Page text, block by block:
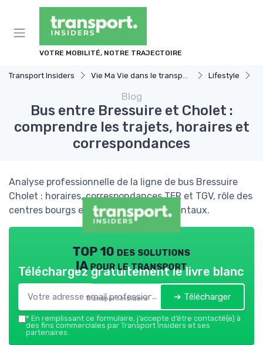
VOTRE MOBILITÉ, NOTRE TRAJECTOIRE
Transport Insiders Vie Ma Vie dans le transport Lifestyle
Blog
Bus entre Bressuire et Cholet :
comprendre les trajets, horaires et
correspondances
Analyse professionnelle de la ligne de bus Bressuire
Cholet : horaires, correspondances TER et TGV, rôle des
centres bourgs et enjeux environnementaux.
TOP 10 des solutions
IA pour le transport
Transport Insiders — 2026
Téléchargez gratuitement le livre blanc
➔ Télécharger
* En remplissant ce formulaire, j’accepte d’être contacté(e) à
des fins commerciales par Transport Insiders et ses
partenaires.
Panneau de gestion des cookies